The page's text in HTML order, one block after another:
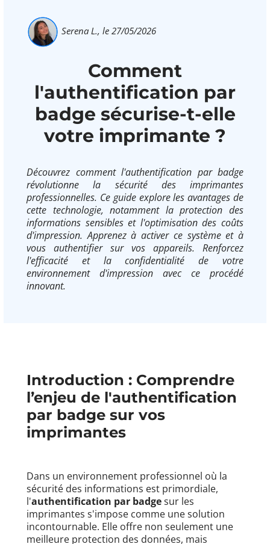
Serena L., le 27/05/2026
Comment
l'authentification par
badge sécurise-t-elle
votre imprimante ?
Découvrez comment l'authentification par badge
révolutionne la sécurité des imprimantes
professionnelles. Ce guide explore les avantages de
cette technologie, notamment la protection des
informations sensibles et l'optimisation des coûts
d'impression. Apprenez à activer ce système et à
vous authentifier sur vos appareils. Renforcez
l'efficacité et la confidentialité de votre
environnement d'impression avec ce procédé
innovant.
Introduction : Comprendre
l’enjeu de l'authentification
par badge sur vos
imprimantes
Dans un environnement professionnel où la
sécurité des informations est primordiale,
l'authentification par badgesur les
imprimantes s'impose comme une solution
incontournable. Elle offre non seulement une
meilleure protection des données, mais